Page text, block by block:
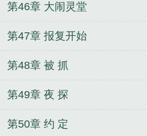
第46章 大闹灵堂
第47章 报复开始
第48章 被 抓
第49章 夜 探
第50章 约 定